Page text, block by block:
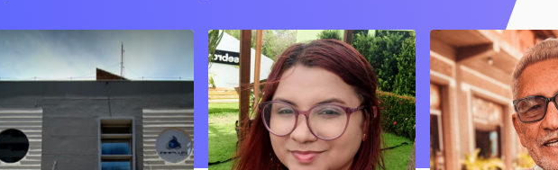
Infoecia Software
Ltda
Londrina / PR
Com mais de 20 anos de
mercado, o empresário
contou com o Sebrae para o
Memória Ancestral
São Luís / MA
Ao lado da irmã e com o
apoio do Sebrae, a Memória
Ancestral utiliza inteligência
artificial com o objetivo de
melhorar a qualidade de vida
Espedito
Nova Olinda / CE
Peças criadas
cearense já foram
apresentadas em
novelas, desfiles
até em exposições